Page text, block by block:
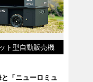
ト型自動販売機
「ニューロミュ